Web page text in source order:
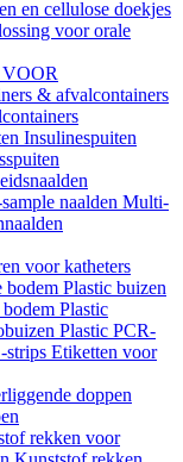
en cellulose doekjes
voor orale
& afvalcontainers
Insulinespuiten
naalden Multi-
voor katheters
bodem Plastic buizen
Plastic
Plastic PCR-
strips Etiketten voor
doppen
rekken voor